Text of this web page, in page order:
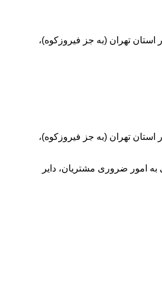
تهران (به جز فیروزکوه)،
تهران (به جز فیروزکوه)،
امور ضروری مشتریان، دایر